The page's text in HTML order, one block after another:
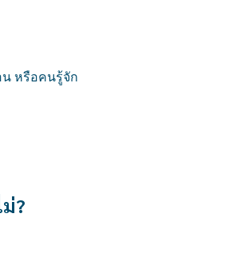
น หรือคนรู้จัก
?